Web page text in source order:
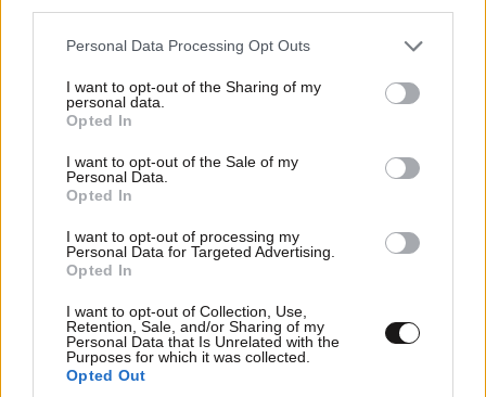
Please note that this website/app uses one or more Google
not limited to your visit or usage behaviour. You may click to
grant or deny consent to Google and its third-party tags to
use your data for below specified purposes in below Google
consent section.
Personal Data Processing Opt Outs
I want to opt-out of the Sharing of my
personal data.
Opted In
I want to opt-out of the Sale of my
Personal Data.
Opted In
I want to opt-out of processing my
Personal Data for Targeted Advertising.
Opted In
I want to opt-out of Collection, Use,
Retention, Sale, and/or Sharing of my
Personal Data that Is Unrelated with the
Purposes for which it was collected.
Opted Out
Κοιμητήριο του Άρλινγκτονστη Βιρτζίνια, τρεις
ημέρες μετά τη δολοφονική επίθεση που δέχτηκε
τον τάφο του αδελφού του,Τζον Φ. Κένεντι,
επισφραγίζοντας μια
σημάδεψε την αμερικανική Ιστορία.
: Συλλαμβάνεται στο Λονδίνο ο
βασικός ύποπτος για τη δολοφονία του
Μάρτιν
Λούθερ Κινγκ , λίγες ημέρες μετά τη δολοφονία του